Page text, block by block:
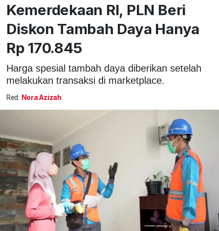
Kemerdekaan RI, PLN Beri
Diskon Tambah Daya Hanya
Rp 170.845
Harga spesial tambah daya diberikan setelah
melakukan transaksi di marketplace.
Red: Nora Azizah